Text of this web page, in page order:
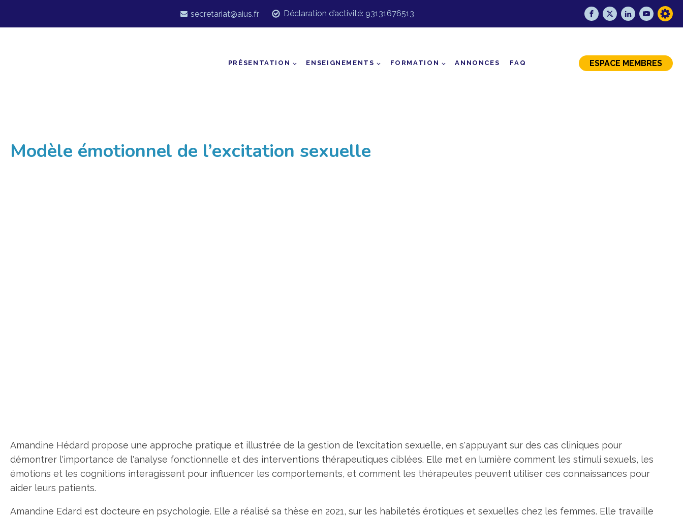
secretariat@aius.fr Déclaration d’activité: 93131676513
PRÉSENTATION ENSEIGNEMENTS FORMATION ANNONCES FAQ ESPACE MEMBRES
Modèle émotionnel de l’excitation sexuelle
Amandine Hédard propose une approche pratique et illustrée de la gestion de l'excitation sexuelle, en s'appuyant sur des cas cliniques pour
démontrer l'importance de l'analyse fonctionnelle et des interventions thérapeutiques ciblées. Elle met en lumière comment les stimuli sexuels, les
émotions et les cognitions interagissent pour influencer les comportements, et comment les thérapeutes peuvent utiliser ces connaissances pour
aider leurs patients.
Amandine Edard est docteure en psychologie. Elle a réalisé sa thèse en 2021, sur les habiletés érotiques et sexuelles chez les femmes. Elle travaille